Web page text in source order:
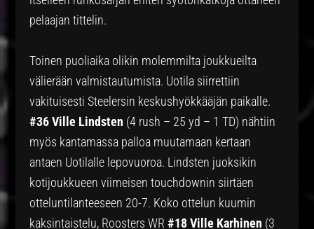
pelaajan tittelin.
Toinen puoliaika olikin molemmilta joukkueilta
välierään valmistautumista. Uotila siirrettiin
vakituisesti Steelersin keskushyökkääjän paikalle.
#36 Ville Lindsten (4 rush – 25 yd – 1 TD) nähtiin
myös kantamassa palloa muutamaan kertaan
antaen Uotilalle lepovuoroa. Lindsten juoksikin
kotijoukkueen viimeisen touchdownin siirtäen
otteluntilanteeseen 20-7. Koko ottelun kuumin
kaksintaistelu, Roosters WR#18 Ville Karhinen (3